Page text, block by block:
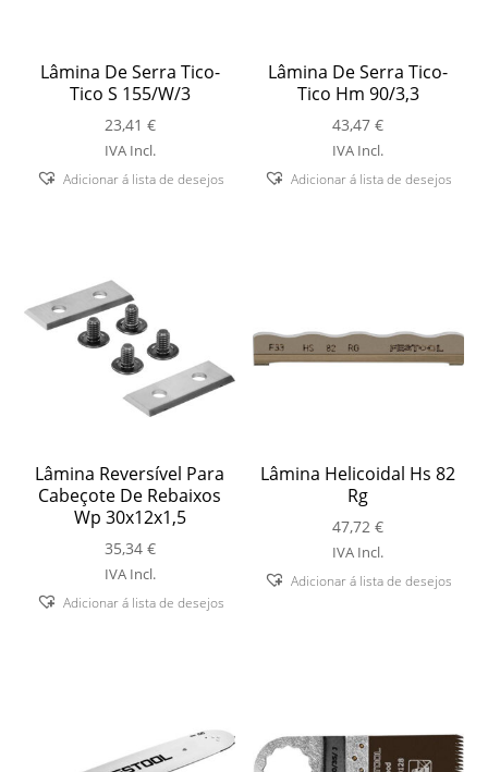
Lâmina De Serra Tico-
Tico S 155/W/3
23,41 €
IVA Incl.
Adicionar á lista de desejos
Lâmina De Serra Tico-
Tico Hm 90/3,3
43,47€
IVA Incl.
Adicionar á lista de desejos
Lâmina Reversível Para
Cabeçote De Rebaixos
Wp 30x12x1,5
35,34 €
IVA Incl.
Adicionar á lista de desejos
Lâmina Helicoidal Hs 82
Rg
47,72€
IVA Incl.
Adicionar á lista de desejos